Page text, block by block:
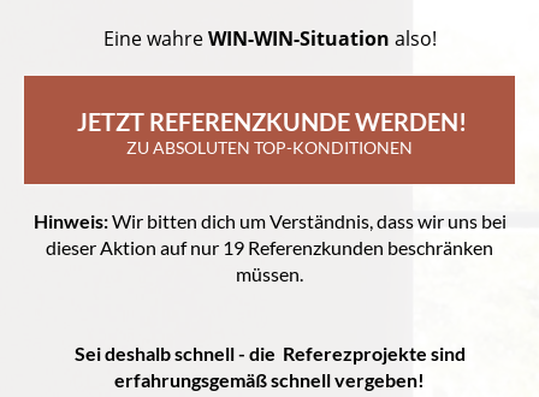
Eine wahreWIN-WIN-Situation also!
JETZT REFERENZKUNDE WERDEN!
ZU ABSOLUTEN TOP-KONDITIONEN
Hinweis:Wir bitten dich um Verständnis, dass wir uns bei
dieser Aktion auf nur 19 Referenzkunden beschränken
müssen.
Sei deshalb schnell - die Referezprojekte sind
erfahrungsgemäß schnell vergeben!